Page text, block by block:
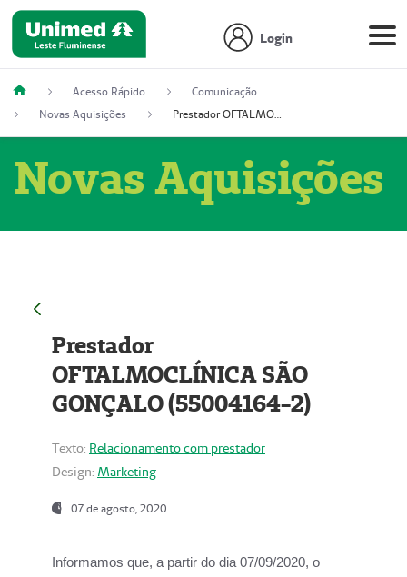
Login
Acesso Rápido
Comunicação
Novas Aquisições
Prestador OFTALMOCLÍNICA SÃO GONÇALO (55004164-2)
Novas Aquisições
Prestador
OFTALMOCLÍNICA SÃO
GONÇALO (55004164-2)
Texto: Relacionamento com prestador
Design: Marketing
07 de agosto, 2020
Informamos que, a partir do dia07/09/2020, o